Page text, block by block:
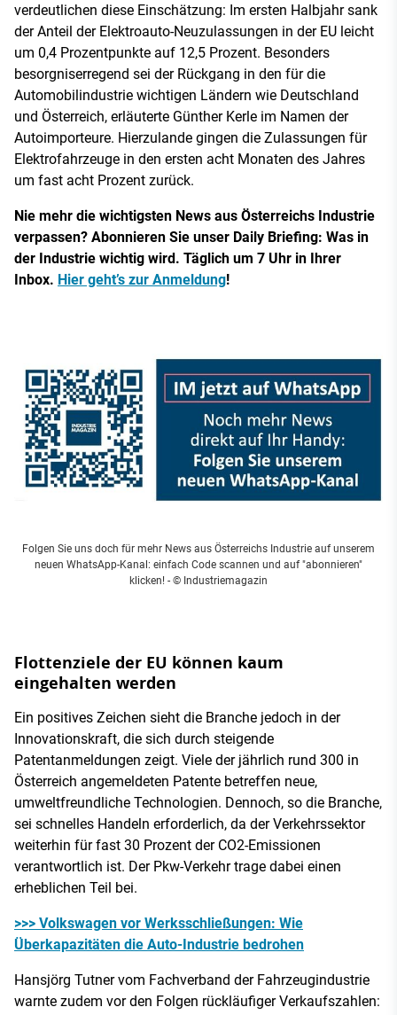
verdeutlichen diese Einschätzung: Im ersten Halbjahr sank
der Anteil der Elektroauto-Neuzulassungen in der EU leicht
um 0,4 Prozentpunkte auf 12,5 Prozent. Besonders
besorgniserregend sei der Rückgang in den für die
Automobilindustrie wichtigen Ländern wie Deutschland
und Österreich, erläuterte Günther Kerle im Namen der
Autoimporteure. Hierzulande gingen die Zulassungen für
Elektrofahrzeuge in den ersten acht Monaten des Jahres
um fast acht Prozent zurück.
Nie mehr die wichtigsten News aus Österreichs Industrie
verpassen? Abonnieren Sie unser Daily Briefing: Was in
der Industrie wichtig wird. Täglich um 7 Uhr in Ihrer
Inbox. Hier geht’s zur Anmeldung!
Folgen Sie uns doch für mehr News aus Österreichs Industrie auf unserem
neuen WhatsApp-Kanal: einfach Code scannen und auf "abonnieren"
klicken! - © Industriemagazin
Flottenziele der EU können kaum
eingehalten werden
Ein positives Zeichen sieht die Branche jedoch in der
Innovationskraft, die sich durch steigende
Patentanmeldungen zeigt. Viele der jährlich rund 300 in
Österreich angemeldeten Patente betreffen neue,
umweltfreundliche Technologien. Dennoch, so die Branche,
sei schnelles Handeln erforderlich, da der Verkehrssektor
weiterhin für fast 30 Prozent der CO2-Emissionen
verantwortlich ist. Der Pkw-Verkehr trage dabei einen
erheblichen Teil bei.
>>> Volkswagen vor Werksschließungen: Wie
Überkapazitäten die Auto-Industrie bedrohen
Hansjörg Tutner vom Fachverband der Fahrzeugindustrie
warnte zudem vor den Folgen rückläufiger Verkaufszahlen: